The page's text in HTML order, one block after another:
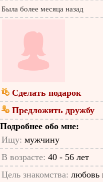
Была более месяца назад
Сделать подарок
Предложить дружбу
Подробнее обо мне:
Ищу: мужчину
В возрасте: 40 - 56 лет
Цель знакомства: любовь